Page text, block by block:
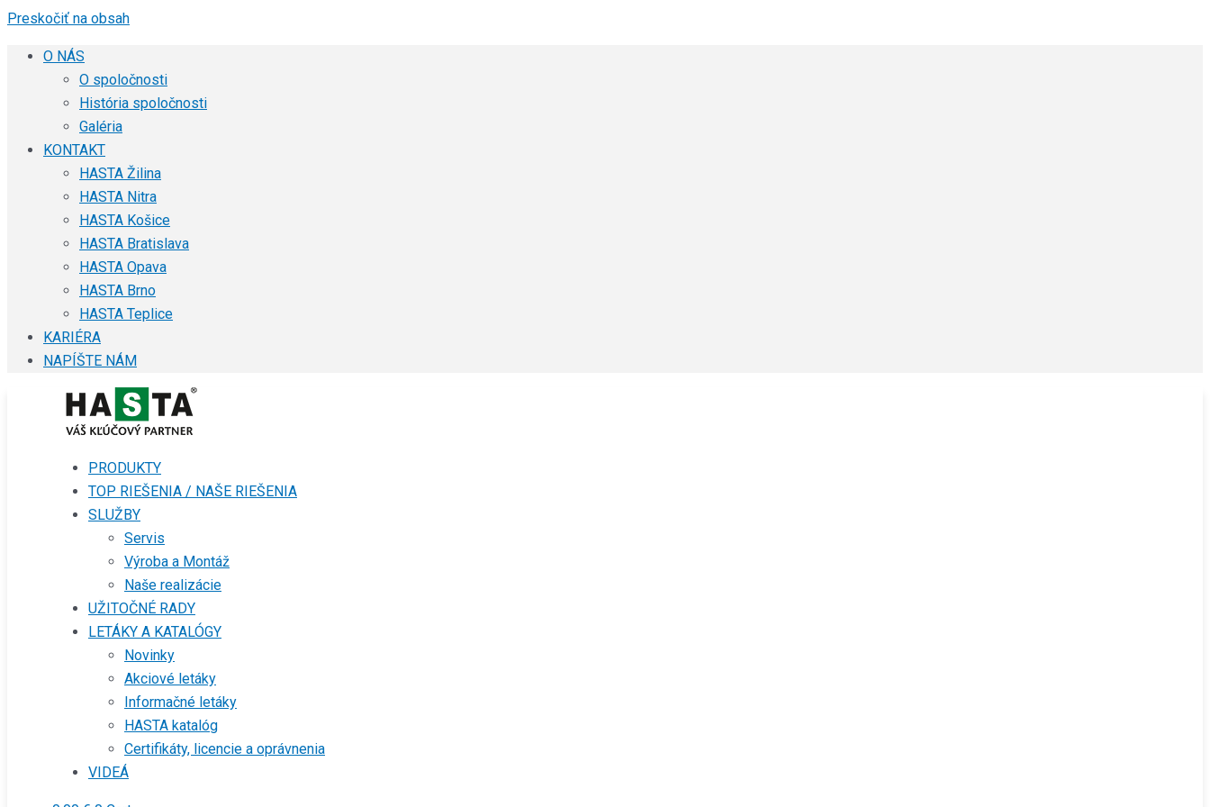
Preskočiť na obsah
O NÁS
O spoločnosti
História spoločnosti
Galéria
KONTAKT
HASTA Žilina
HASTA Nitra
HASTA Košice
HASTA Bratislava
HASTA Opava
HASTA Brno
HASTA Teplice
KARIÉRA
NAPÍŠTE NÁM
PRODUKTY
TOP RIEŠENIA / NAŠE RIEŠENIA
SLUŽBY
Servis
Výroba a Montáž
Naše realizácie
UŽITOČNÉ RADY
LETÁKY A KATALÓGY
Novinky
Akciové letáky
Informačné letáky
HASTA katalóg
Certifikáty, licencie a oprávnenia
VIDEÁ